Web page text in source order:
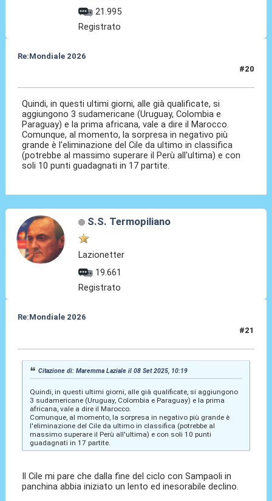
21.995
Registrato
Re:Mondiale 2026
#20
Quindi, in questi ultimi giorni, alle già qualificate, si
aggiungono 3 sudamericane (Uruguay, Colombia e
Paraguay) e la prima africana, vale a dire il Marocco.
Comunque, al momento, la sorpresa in negativo più
grande è l'eliminazione del Cile da ultimo in classifica
(potrebbe al massimo superare il Perù all'ultima) e con
soli 10 punti guadagnati in 17 partite.
S.S. Termopiliano
Lazionetter
19.661
Registrato
Re:Mondiale 2026
#21
Citazione di: Maremma Laziale il 08 Set 2025, 10:19
Quindi, in questi ultimi giorni, alle già qualificate, si aggiungono
3 sudamericane (Uruguay, Colombia e Paraguay) e la prima
africana, vale a dire il Marocco.
Comunque, al momento, la sorpresa in negativo più grande è
l'eliminazione del Cile da ultimo in classifica (potrebbe al
massimo superare il Perù all'ultima) e con soli 10 punti
guadagnati in 17 partite.
Il Cile mi pare che dalla fine del ciclo con Sampaoli in
panchina abbia iniziato un lento ed inesorabile declino.